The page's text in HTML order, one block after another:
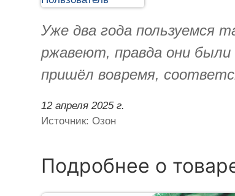
Уже два года пользуемся
ржавеют, правда они
пришёл вовремя,
12 апреля 2025 г.
Источник: Озон
Подробнее о